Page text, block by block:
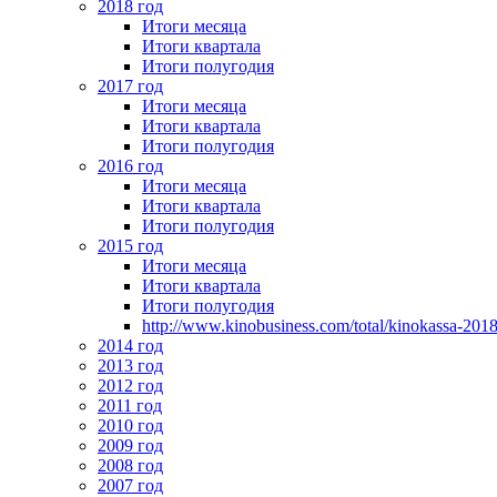
2018 год
Итоги месяца
Итоги квартала
Итоги полугодия
2017 год
Итоги месяца
Итоги квартала
Итоги полугодия
2016 год
Итоги месяца
Итоги квартала
Итоги полугодия
2015 год
Итоги месяца
Итоги квартала
Итоги полугодия
http://www.kinobusiness.com/total/kinokassa-
2014 год
2013 год
2012 год
2011 год
2010 год
2009 год
2008 год
2007 год